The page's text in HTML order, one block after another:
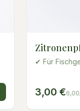
✔ Für
3,00 €